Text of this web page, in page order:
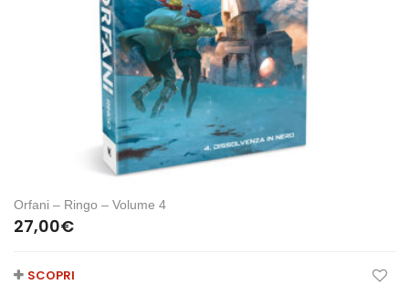
Orfani – Ringo – Volume 4
27,00€
SCOPRI